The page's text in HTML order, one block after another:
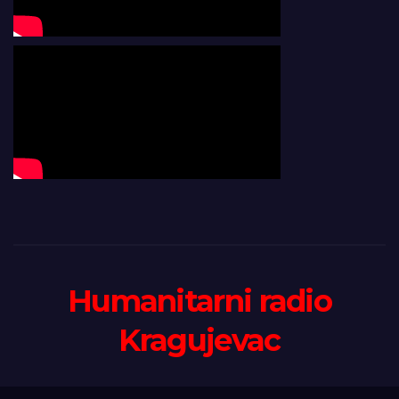
Humanitarni radio
Kragujevac